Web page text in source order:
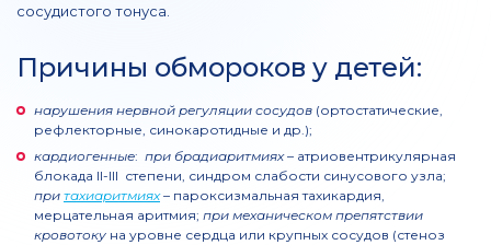
сосудистого тонуса.
Причины обмороков у детей:
нарушения нервной регуляции сосудов (ортостатические,
рефлекторные, синокаротидные и др.);
кардиогенные: при брадиаритмиях– атриовентрикулярная
блокада II-III степени, синдром слабости синусового узла;
при тахиаритмиях – пароксизмальная тахикардия,
мерцательная аритмия; при механическом препятствии
кровотоку на уровне сердца или крупных сосудов (стеноз